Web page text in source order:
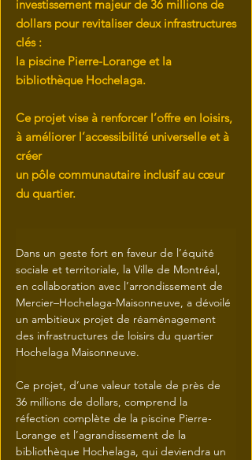
investissement majeur de 36 millions de
dollars pour revitaliser deux infrastructures
clés :
la piscine Pierre-Lorange et la
bibliothèque Hochelaga.
Ce projet vise à renforcer l’offre en loisirs,
à améliorer l’accessibilité universelle et à
créer
un pôle communautaire inclusif au cœur
du quartier.
Dans un geste fort en faveur de l’équité
sociale et territoriale, la Ville de Montréal,
en collaboration avec l’arrondissement de
Mercier–Hochelaga-Maisonneuve, a dévoilé
un ambitieux projet de réaménagement
des infrastructures de loisirs du quartier
Hochelaga Maisonneuve.
Ce projet, d’une valeur totale de près de
36 millions de dollars, comprend la
réfection complète de la piscine Pierre-
Lorange et l’agrandissement de la
bibliothèque Hochelaga, qui deviendra un